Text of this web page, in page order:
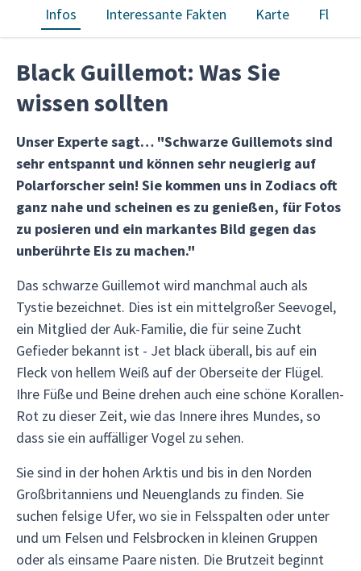
Infos Interessante Fakten Karte
Black Guillemot: Was Sie
wissen sollten
Unser Experte sagt… "Schwarze Guillemots sind
sehr entspannt und können sehr neugierig auf
Polarforscher sein! Sie kommen uns in Zodiacs oft
ganz nahe und scheinen es zu genießen, für Fotos
zu posieren und ein markantes Bild gegen das
unberührte Eis zu machen."
Das schwarze Guillemot wird manchmal auch als
Tystie bezeichnet. Dies ist ein mittelgroßer Seevogel,
ein Mitglied der Auk-Familie, die für seine Zucht
Gefieder bekannt ist - Jet black überall, bis auf ein
Fleck von hellem Weiß auf der Oberseite der Flügel.
Ihre Füße und Beine drehen auch eine schöne Korallen-
Rot zu dieser Zeit, wie das Innere ihres Mundes, so
dass sie ein auffälliger Vogel zu sehen.
Sie sind in der hohen Arktis und bis in den Norden
Großbritanniens und Neuenglands zu finden. Sie
suchen felsige Ufer, wo sie in Felsspalten oder unter
und um Felsen und Felsbrocken in kleinen Gruppen
oder als einsame Paare nisten. Die Brutzeit beginnt